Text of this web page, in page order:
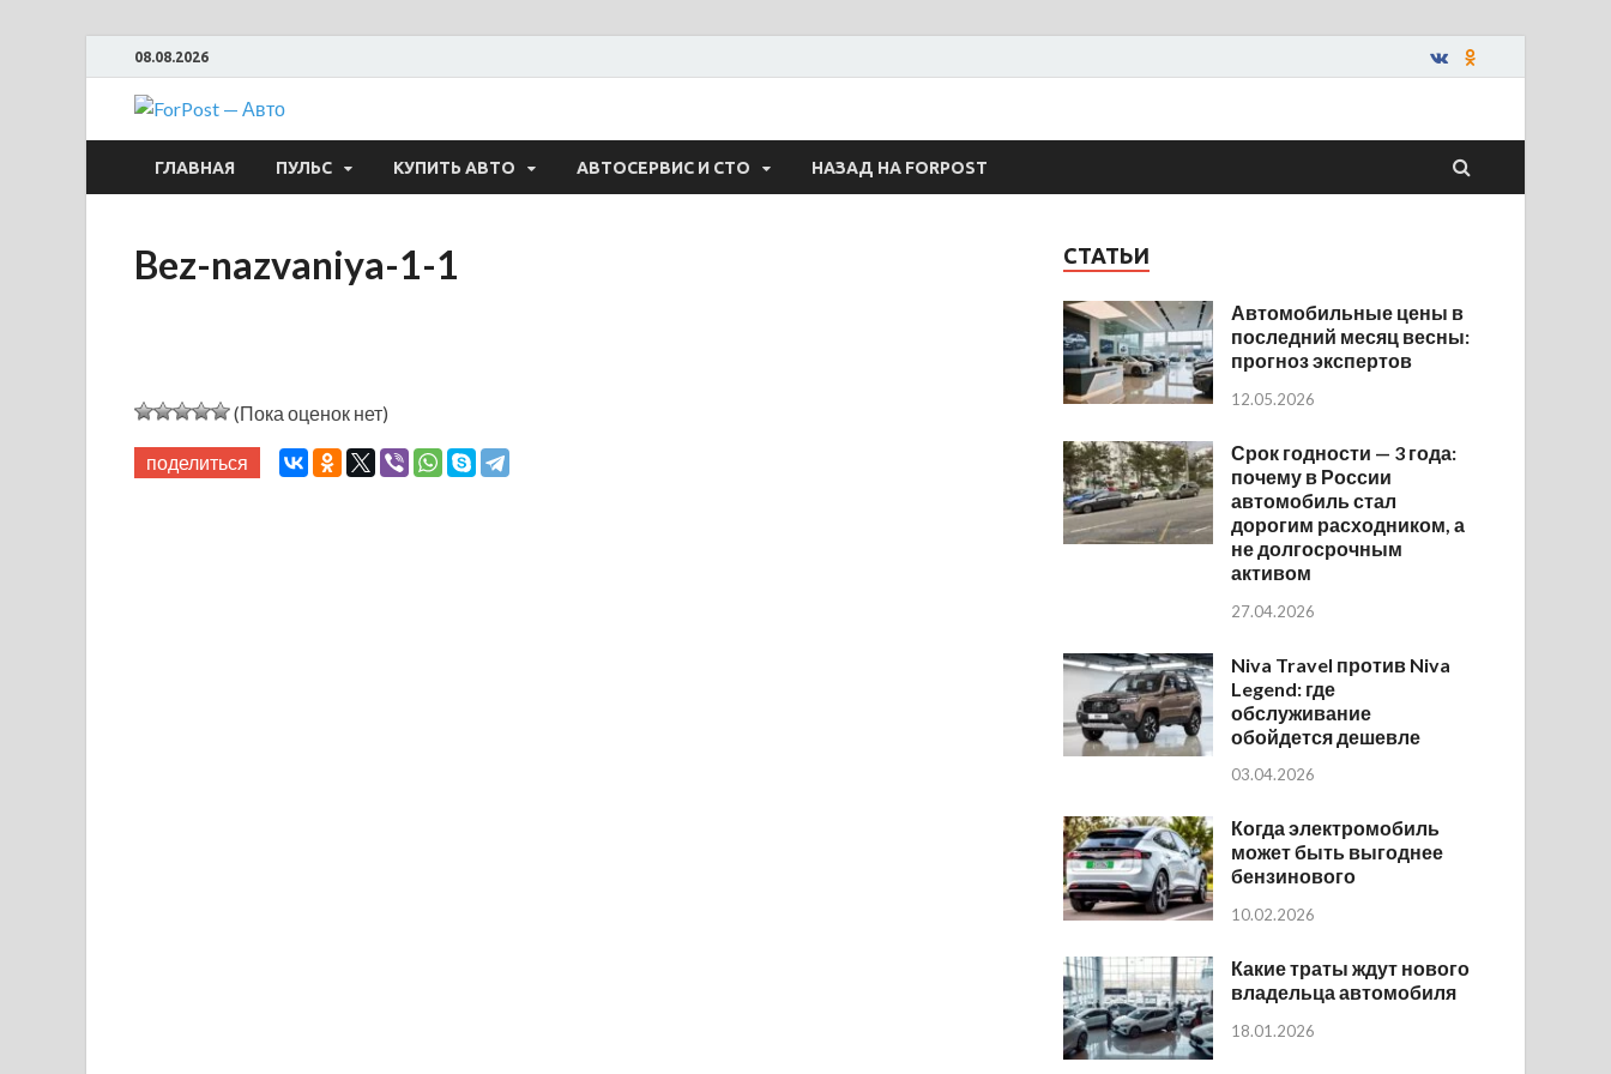
08.08.2026
ForPost — Авто
ГЛАВНАЯ ПУЛЬС КУПИТЬ АВТО АВТОСЕРВИС И СТО НАЗАД НА FORPOST
Bez-nazvaniya-1-1
(Пока оценок нет)
поделиться
СТАТЬИ
Автомобильные цены в
последний месяц весны:
прогноз экспертов
12.05.2026
Срок годности — 3 года:
почему в России
автомобиль стал
дорогим расходником, а
не долгосрочным
активом
27.04.2026
Niva Travel против Niva
Legend: где
обслуживание
обойдется дешевле
03.04.2026
Когда электромобиль
может быть выгоднее
бензинового
10.02.2026
Какие траты ждут нового
владельца автомобиля
18.01.2026